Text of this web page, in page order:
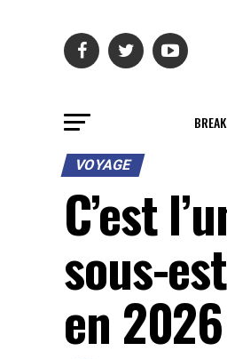
VOYAGE
C’est
sous-
en 2026